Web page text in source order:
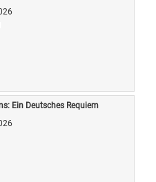
Ein Deutsches Requiem